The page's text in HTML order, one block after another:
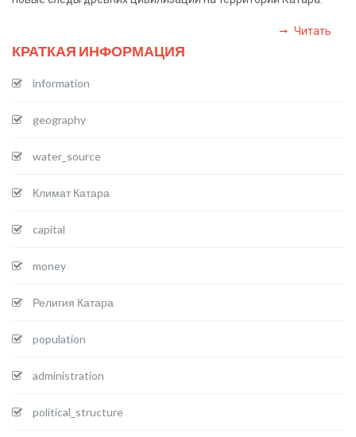
Читать
КРАТКАЯ ИНФОРМАЦИЯ
information
geography
water_source
Климат Катара
capital
money
Религия Катара
population
administration
political_structure